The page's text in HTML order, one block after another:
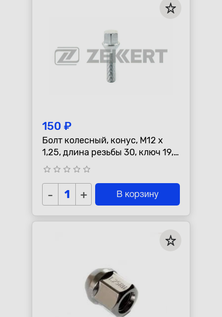
150 ₽
Болт колесный, конус, M12 x
1,25, длина резьбы 30, ключ 19,
Цинк=С19В23
star_border star_border star_border star_border star_border
- + В корзину